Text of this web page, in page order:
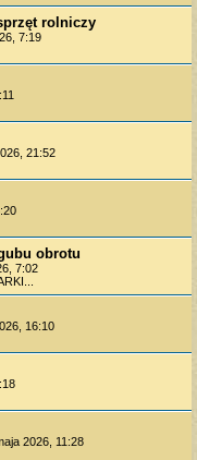
rolniczy
7:19
21:52
obrotu
7:02
16:10
2026, 11:28